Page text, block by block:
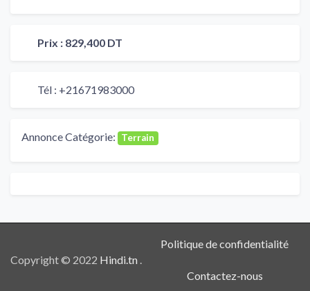
Prix : 829,400 DT
Tél : +21671983000
Annonce Catégorie: Terrain
Copyright © 2022 Hindi.tn .
Politique de confidentialité
Contactez-nous